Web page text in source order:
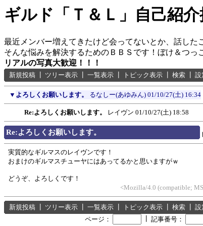
ギルド「Ｔ＆Ｌ」自己紹介
最近メンバー増えてきたけど会ってないとか、話した
そんな悩みを解決するためのＢＢＳです！ぼけ＆つっ
リアルの写真大歓迎！！！
新規投稿 ツリー表示 一覧表示 トピック表示 検索 設
▼ よろしくお願いします。 るなしー(あゆみん) 01/10/27(土) 16:34
Re:よろしくお願いします。 レイヴン 01/10/27(土) 18:58
Re:よろしくお願いします。
実質的なギルマスのレイヴンです！
おまけのギルマスチューヤにはあってるかと思いますがｗ
どうぞ、よろしくです！
<Mozilla/4.0 (compatible;
新規投稿 ツリー表示 一覧表示 トピック表示 検索 設
ページ：
記事番号：